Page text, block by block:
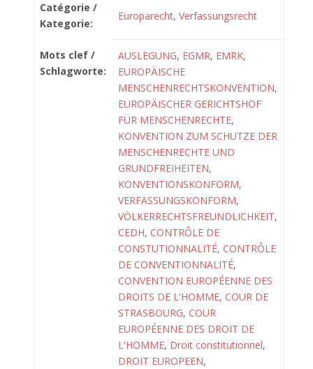
Catégorie /
Kategorie:
Europarecht, Verfassungsrecht
Mots clef /
Schlagworte:
AUSLEGUNG, EGMR, EMRK,
EUROPÄISCHE
MENSCHENRECHTSKONVENTION,
EUROPÄISCHER GERICHTSHOF
FÜR MENSCHENRECHTE,
KONVENTION ZUM SCHUTZE DER
MENSCHENRECHTE UND
GRUNDFREIHEITEN,
KONVENTIONSKONFORM,
VERFASSUNGSKONFORM,
VÖLKERRECHTSFREUNDLICHKEIT,
CEDH, CONTRÔLE DE
CONSTUTIONNALITÉ, CONTRÔLE
DE CONVENTIONNALITÉ,
CONVENTION EUROPÉENNE DES
DROITS DE L'HOMME, COUR DE
STRASBOURG, COUR
EUROPÉENNE DES DROIT DE
L'HOMME, Droit constitutionnel,
DROIT EUROPEEN,